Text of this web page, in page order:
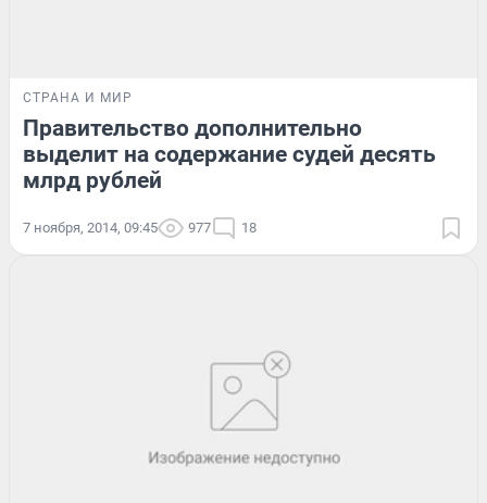
СТРАНА И МИР
Правительство дополнительно
выделит на содержание судей десять
млрд рублей
7 ноября, 2014, 09:45 977 18